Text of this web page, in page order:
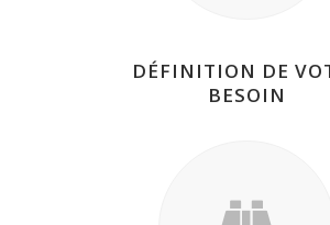
DÉFINITION DE
BESOIN